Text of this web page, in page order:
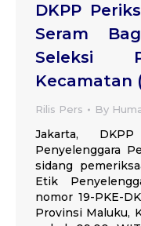
DKPP
Seram
Seleksi
Kecamatan
Rilis Pers By
Jakarta,
Penyelenggara
sidang
Etik
nomor 19-PKE-
Provinsi Maluku,